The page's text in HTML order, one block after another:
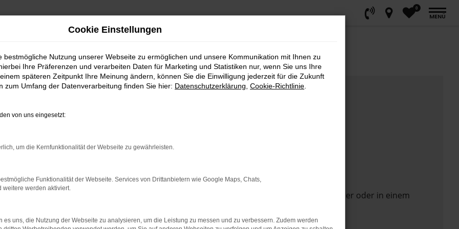
0
MENÜ
das Laden bestimmter Seiten verhindern. Funktioniert die Seite in einem anderen Browser oder in einem
Cookie Einstellungen
bestmögliche Nutzung unserer Webseite zu ermöglichen und unsere Kommunikation mit Ihnen zu
Ihre Präferenzen und verarbeiten Daten für Marketing und Statistiken nur, wenn Sie uns Ihre
späteren Zeitpunkt Ihre Meinung ändern, können Sie die Einwilligung jederzeit für die Zukunft
zum Umfang der Datenverarbeitung finden Sie hier: Datenschutzerklärung Cookie-Richtlinie
von uns eingesetzt:
um die Kernfunktionalität der Webseite zu gewährleisten.
Funktionalität der Webseite. Services von Drittanbietern wie Google Maps, Chats,
weitere werden aktiviert.
es uns, die Nutzung der Webseite zu analysieren, um die Leistung zu messen und zu verbessern. Zudem werden